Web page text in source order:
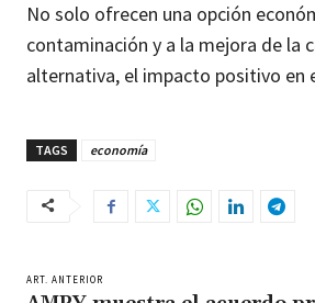
No solo ofrecen una opción
contaminación y a la mejora de la
alternativa, el impacto positivo en
TAGS economía
ART. ANTERIOR